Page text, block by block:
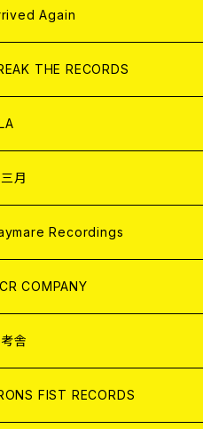
レル
CONTENTS
ログ
Again
ログ
THE RECORDS
レル
月
Recordings
COMPANY
レル
舎
FIST RECORDS